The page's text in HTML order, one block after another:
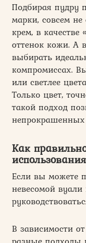
Подбирая пудру
марки, совсем не
крем, в качестве
оттенок кожи. А
выбирать
компромиссах.
или светлее
Только цвет,
такой подход
Как
Если вы можете
невесомой вуали
В зависимости